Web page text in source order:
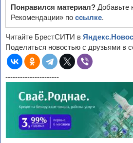
Понравился материал? Добавьте
Рекомендации» по ссылке.
Читайте БрестСИТИ в
Поделиться новостью с друзьями в
----------------------